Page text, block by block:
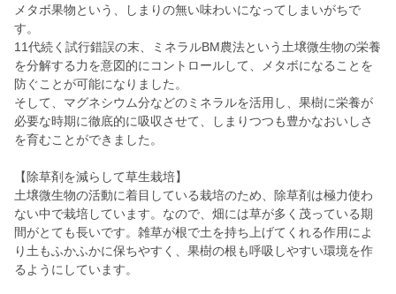
メタボ果物という、しまりの無い味わいになってしまいがちで
す。
11代続く試行錯誤の末、ミネラルBM農法という土壌微生物の栄養
を分解する力を意図的にコントロールして、メタボになることを
防ぐことが可能になりました。
そして、マグネシウム分などのミネラルを活用し、果樹に栄養が
必要な時期に徹底的に吸収させて、しまりつつも豊かなおいしさ
を育むことができました。
【除草剤を減らして草生栽培】
土壌微生物の活動に着目している栽培のため、除草剤は極力使わ
ない中で栽培しています。なので、畑には草が多く茂っている期
間がとても長いです。雑草が根で土を持ち上げてくれる作用によ
り土もふかふかに保ちやすく、果樹の根も呼吸しやすい環境を作
るようにしています。